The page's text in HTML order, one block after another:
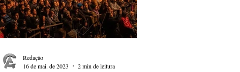
Redação
16 de mai. de 2023
2 min de leitura